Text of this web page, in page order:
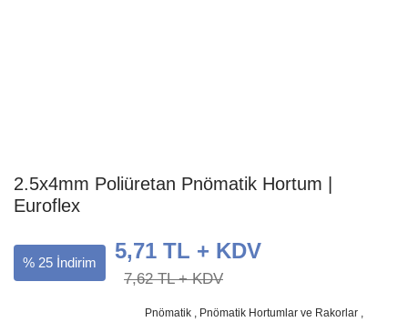
2.5x4mm Poliüretan Pnömatik Hortum |
Euroflex
% 25 İndirim 5,71 TL + KDV
7,62 TL + KDV
Pnömatik , Pnömatik Hortumlar ve Rakorlar ,